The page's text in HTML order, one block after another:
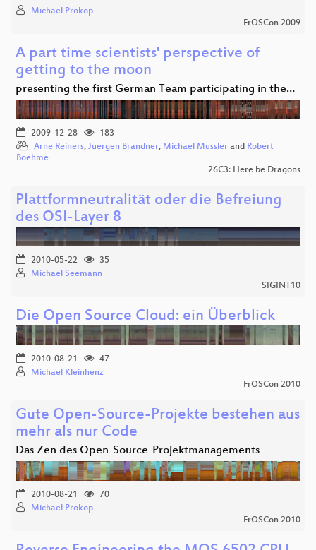
Michael Prokop
FrOSCon 2009
A part time scientists' perspective of
getting to the moon
presenting the first German Team participating in the…
2009-12-28
183
Arne Reiners, Juergen Brandner, Michael Mussler and Robert
Boehme
26C3: Here be Dragons
Plattformneutralität oder die Befreiung
des OSI-Layer 8
2010-05-22
35
Michael Seemann
SIGINT10
Die Open Source Cloud: ein Überblick
2010-08-21
47
Michael Kleinhenz
FrOSCon 2010
Gute Open-Source-Projekte bestehen aus
mehr als nur Code
Das Zen des Open-Source-Projektmanagements
2010-08-21
70
Michael Prokop
FrOSCon 2010